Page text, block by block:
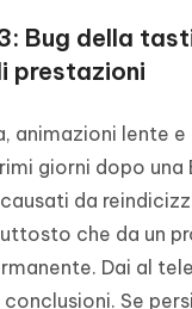
Bug della
prestazioni
animazioni lente
giorni dopo
da
che da un
Dai al
Se